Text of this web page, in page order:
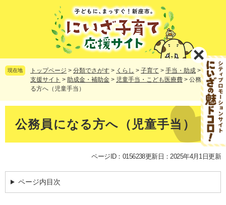
頭
で
飛
ば
本
現在地 トップページ > 分類でさがす > くらし > 子育て > 手当・助成 >子育て
支援サイト > 助成金・補助金 > 児童手当・こども医療費 > 公務員にな
る方へ（児童手当）
公務員になる方へ（児童手当）
ページID：0156238更新日：2025年4月1日更新
ページ内目次